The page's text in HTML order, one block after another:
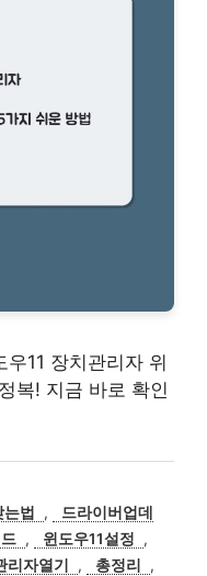
11 장치관리자 위
복! 지금 바로 확인
법 ,
드라이버업데
, 윈도우11설정
,
리자열기 , 총정리
,